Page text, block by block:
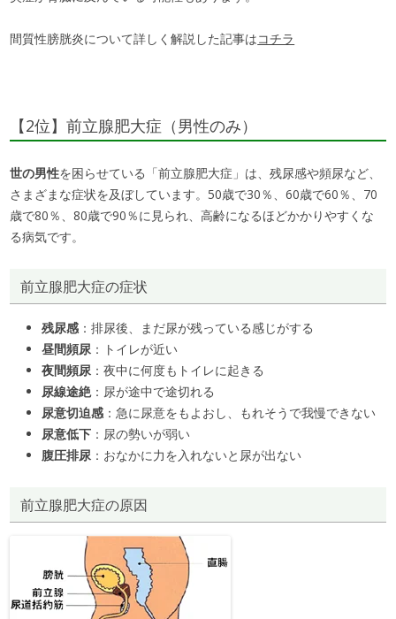
間質性膀胱炎について詳しく解説した記事はコチラ
【2位】前立腺肥大症（男性のみ）
世の男性を困らせている「前立腺肥大症」は、残尿感や頻尿など、
さまざまな症状を及ぼしています。50歳で30％、60歳で60％、70
歳で80％、80歳で90％に見られ、高齢になるほどかかりやすくな
る病気です。
前立腺肥大症の症状
残尿感 ：排尿後、まだ尿が残っている感じがする
昼間頻尿 ：トイレが近い
夜間頻尿 ：夜中に何度もトイレに起きる
尿線途絶：尿が途中で途切れる
尿意切迫感 ：急に尿意をもよおし、もれそうで我慢できない
尿意低下 ：尿の勢いが弱い
腹圧排尿 ：おなかに力を入れないと尿が出ない
前立腺肥大症の原因